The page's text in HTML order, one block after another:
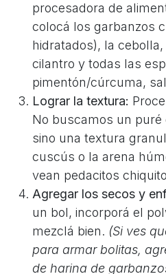
procesadora de
colocá los garbanzos
hidratados), la
cilantro y todas las
pimentón/cúrcuma,
Lograr la textura:
No buscamos un
sino una textura
cuscús o la arena
vean pedacitos
Agregar los secos y
un bol, incorporá el
mezclá bien. (Si ves
para armar bolitas,
de harina de